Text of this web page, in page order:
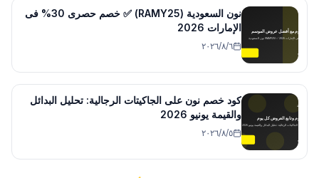
نون السعودية (RAMY25) ✅ خصم حصرى 30% فى
الإمارات 2026
٦‏/٨‏/٢٠٢٦
كود خصم نون على الجاكيتات الرجالية: تحليل البدائل
والقيمة يونيو 2026
٥‏/٨‏/٢٠٢٦